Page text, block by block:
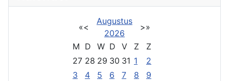
«<
Augustus
2026
>»
M D W D V Z
Z
27 28 29 30 31 1
2
3
4 5 6 7 8
9